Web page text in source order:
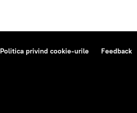
Politica privind cookie-urile Feedback